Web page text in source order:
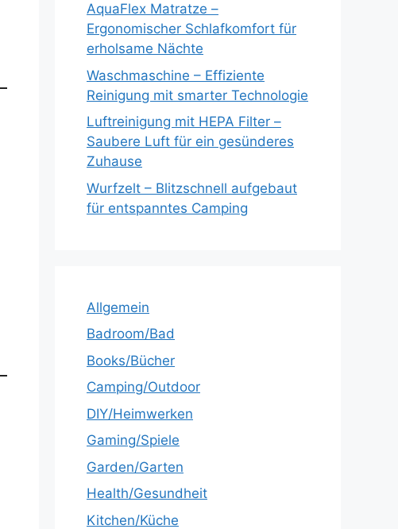
AquaFlex Matratze –
Ergonomischer Schlafkomfort für
erholsame Nächte
Waschmaschine – Effiziente
Reinigung mit smarter Technologie
Luftreinigung mit HEPA Filter –
Saubere Luft für ein gesünderes
Zuhause
Wurfzelt – Blitzschnell aufgebaut
für entspanntes Camping
Allgemein
Badroom/Bad
Books/Bücher
Camping/Outdoor
DIY/Heimwerken
Gaming/Spiele
Garden/Garten
Health/Gesundheit
Kitchen/Küche